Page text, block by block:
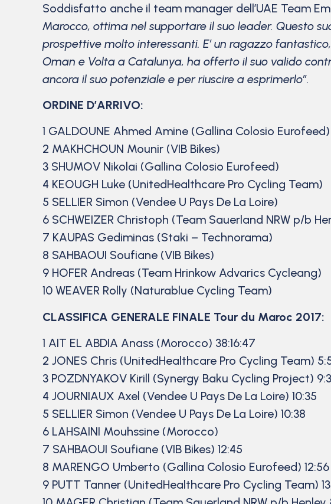
Soddisfatto anche il team manager dell’UAE Team
Marocco, ottima nel supportare il suo leader. Questo
prospettive molto interessanti. E’ un ragazzo
Oman e Volta a Catalunya, ha offerto il suo valido
ancora il suo potenziale e per riuscire a esprimerlo”.
ORDINE D’ARRIVO:
1 GALDOUNE Ahmed Amine (Gallina Colosio Eurofeed)
2 MAKHCHOUN Mounir (VIB Bikes)
3 SHUMOV Nikolai (Gallina Colosio Eurofeed)
4 KEOUGH Luke (UnitedHealthcare Pro Cycling Team)
5 SELLIER Simon (Vendee U Pays De La Loire)
6 SCHWEIZER Christoph (Team Sauerland NRW p/b
7 KAUPAS Gediminas (Staki – Technorama)
8 SAHBAOUI Soufiane (VIB Bikes)
9 HOFER Andreas (Team Hrinkow Advarics Cycleang)
10 WEAVER Rolly (Naturablue Cycling Team)
CLASSIFICA GENERALE FINALE Tour du Maroc 2017:
1 AIT EL ABDIA Anass (Morocco) 38:16:47
2 JONES Chris (UnitedHealthcare Pro Cycling Team)
3 POZDNYAKOV Kirill (Synergy Baku Cycling Project)
4 JOURNIAUX Axel (Vendee U Pays De La Loire) 10:35
5 SELLIER Simon (Vendee U Pays De La Loire) 10:38
6 LAHSAINI Mouhssine (Morocco)
7 SAHBAOUI Soufiane (VIB Bikes) 12:45
8 MARENGO Umberto (Gallina Colosio Eurofeed) 12:56
9 PUTT Tanner (UnitedHealthcare Pro Cycling Team)